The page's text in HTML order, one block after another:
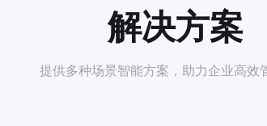
解决方案
提供多种场景智能方案，助力企业高效